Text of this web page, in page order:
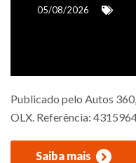
05/08/2026
Publicado pelo Autos
OLX. Referência:
Saiba mais